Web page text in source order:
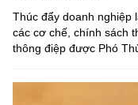
Thúc đẩy doanh nghiệp
các cơ chế, chính sách
thông điệp được Phó